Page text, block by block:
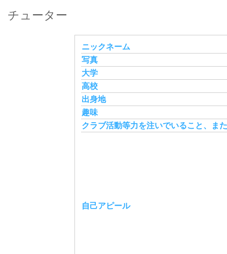
チューター
ニックネーム
写真
大学
高校
出身地
趣味
クラブ活動等力を注いでいること、ま
自己アピール